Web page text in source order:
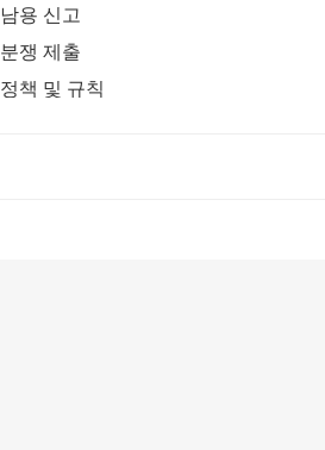
남용 신고
분쟁 제출
정책 및 규칙